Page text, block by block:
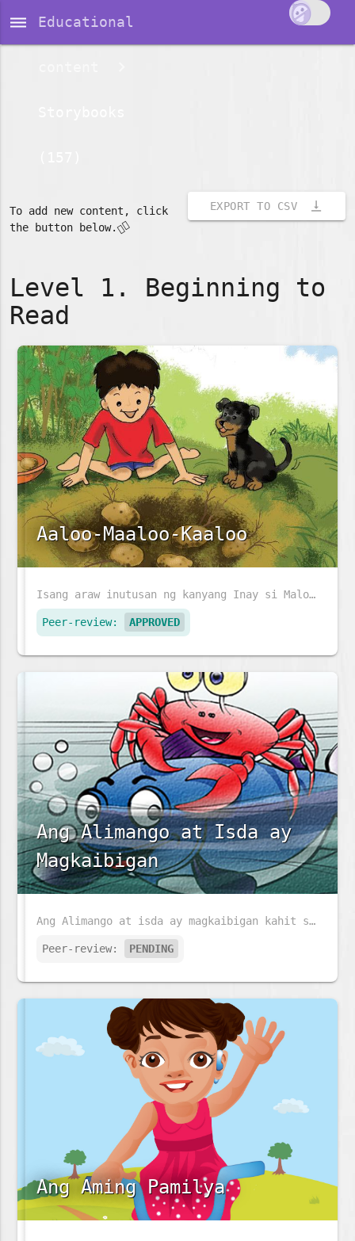
dehaze Educational
EXPORT TO CSV vertical_align_bottom
To add new content, click
the button below.👇🏽
Level 1. Beginning to
Read
Aaloo-Maaloo-Kaaloo
Isang araw inutusan ng kanyang Inay si Maloo na mag-ani ng mga patatas. Makaka-ani kaya si Maloo ng patatas sa hardin ng kanyang Lola?
Peer-review: APPROVED
Ang Alimango at Isda ay
Magkaibigan
Ang Alimango at isda ay magkaibigan kahit sila ay maraming pagkakaiba. Anu ang kanilang pagkakaiba sa isat-isa?
Peer-review: PENDING
Ang Aming Pamilya